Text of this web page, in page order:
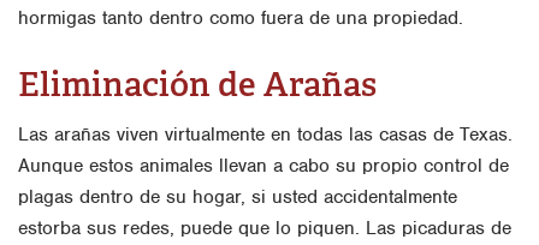
hormigas tanto dentro como fuera de una propiedad.
Eliminación de Arañas
Las arañas viven virtualmente en todas las casas de Texas.
Aunque estos animales llevan a cabo su propio control de
plagas dentro de su hogar, si usted accidentalmente
estorba sus redes, puede que lo piquen. Las picaduras de